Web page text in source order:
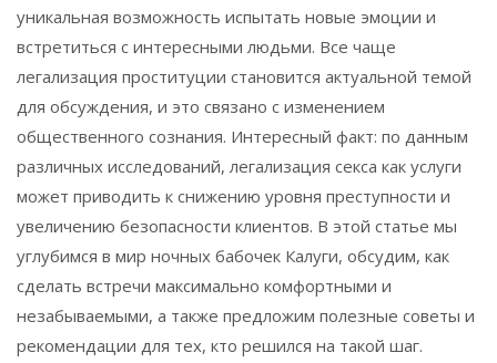
уникальная возможность испытать новые эмоции и
встретиться с интересными людьми. Все чаще
легализация проституции становится актуальной темой
для обсуждения, и это связано с изменением
общественного сознания. Интересный факт: по данным
различных исследований, легализация секса как услуги
может приводить к снижению уровня преступности и
увеличению безопасности клиентов. В этой статье мы
углубимся в мир ночных бабочек Калуги, обсудим, как
сделать встречи максимально комфортными и
незабываемыми, а также предложим полезные советы и
рекомендации для тех, кто решился на такой шаг.